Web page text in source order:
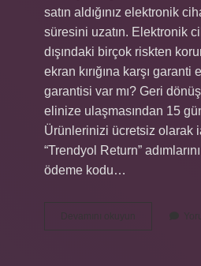
satın aldığınız elektronik
süresini uzatın. Elektronik
dışındaki birçok riskten
ekran kırığına karşı
garantisi var mı? Geri
elinize ulaşmasından 15
Ürünlerinizi ücretsiz olarak
“Trendyol Return”
ödeme kodu…
Devamını okuyun
Trendyoldan
Alınan